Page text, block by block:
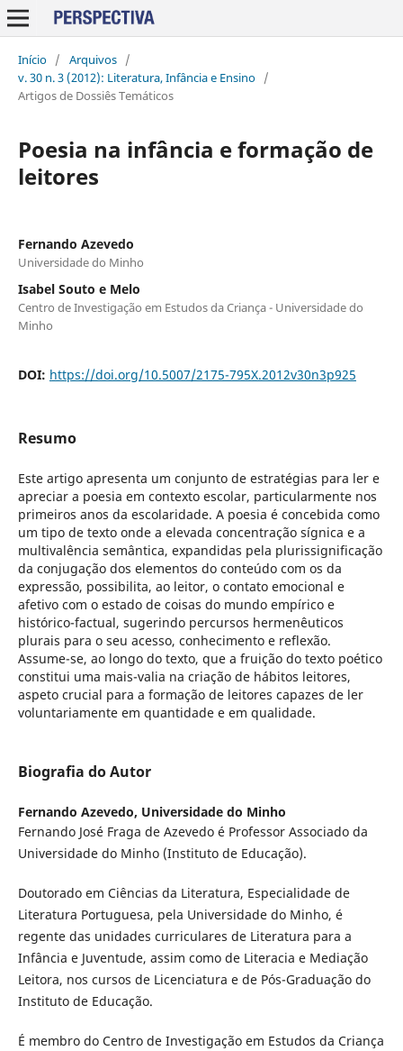
Início / Arquivos /
v. 30 n. 3 (2012): Literatura, Infância e Ensino /
Artigos de Dossiês Temáticos
Poesia na infância e formação de
leitores
Fernando Azevedo
Universidade do Minho
Isabel Souto e Melo
Centro de Investigação em Estudos da Criança - Universidade do
Minho
DOI: https://doi.org/10.5007/2175-795X.2012v30n3p925
Resumo
Este artigo apresenta um conjunto de estratégias para ler e
apreciar a poesia em contexto escolar, particularmente nos
primeiros anos da escolaridade. A poesia é concebida como
um tipo de texto onde a elevada concentração sígnica e a
multivalência semântica, expandidas pela plurissignificação
da conjugação dos elementos do conteúdo com os da
expressão, possibilita, ao leitor, o contato emocional e
afetivo com o estado de coisas do mundo empírico e
histórico-factual, sugerindo percursos hermenêuticos
plurais para o seu acesso, conhecimento e reflexão.
Assume-se, ao longo do texto, que a fruição do texto poético
constitui uma mais-valia na criação de hábitos leitores,
aspeto crucial para a formação de leitores capazes de ler
voluntariamente em quantidade e em qualidade.
Biografia do Autor
Fernando Azevedo, Universidade do Minho
Fernando José Fraga de Azevedo é Professor Associado da
Universidade do Minho (Instituto de Educação).
Doutorado em Ciências da Literatura, Especialidade de
Literatura Portuguesa, pela Universidade do Minho, é
regente das unidades curriculares de Literatura para a
Infância e Juventude, assim como de Literacia e Mediação
Leitora, nos cursos de Licenciatura e de Pós-Graduação do
Instituto de Educação.
É membro do Centro de Investigação em Estudos da Criança